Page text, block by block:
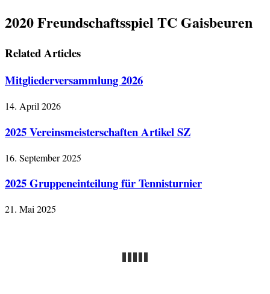
2020 Freundschaftsspiel TC Gaisbeuren
Related Articles
Mitgliederversammlung 2026
14. April 2026
2025 Vereinsmeisterschaften Artikel SZ
16. September 2025
2025 Gruppeneinteilung für Tennisturnier
21. Mai 2025